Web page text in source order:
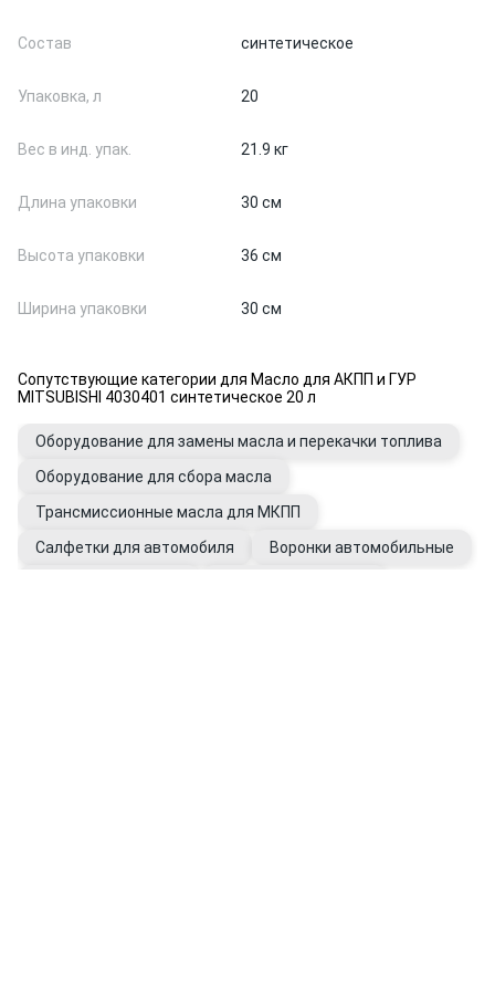
Состав синтетическое
Упаковка, л 20
Вес в инд. упак. 21.9 кг
Длина упаковки 30 см
Высота упаковки 36 см
Ширина упаковки 30 см
Сопутствующие категории для Масло для АКПП и ГУР
MITSUBISHI 4030401 синтетическое 20 л
Оборудование для замены масла и перекачки топлива
Оборудование для сбора масла
Трансмиссионные масла для МКПП
Салфетки для автомобиля
Воронки автомобильные